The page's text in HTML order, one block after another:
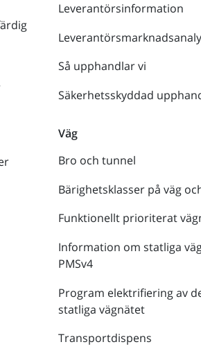
Leverantörsinformation
Så upphandlar vi
Säkerhetsskyddad
Väg
Bro och tunnel
Bärighetsklasser på väg
Funktionellt prioriterat
Information om statliga
PMSv4
Program elektrifiering av
statliga vägnätet
Transportdispens